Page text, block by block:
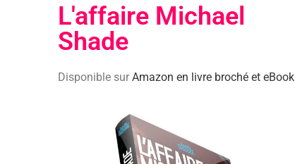
L'affaire Michael
Shade​
Disponible sur Amazon en livre broché et eBook